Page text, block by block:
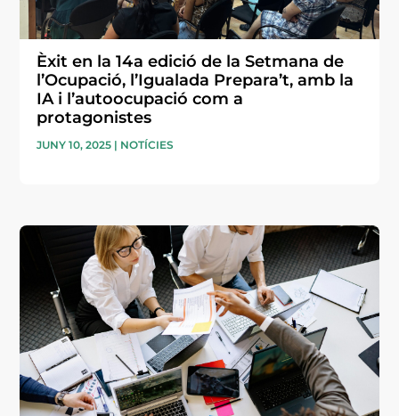
Èxit en la 14a edició de la Setmana de
l’Ocupació, l’Igualada Prepara’t, amb la
IA i l’autoocupació com a
protagonistes
JUNY 10, 2025 | NOTÍCIES